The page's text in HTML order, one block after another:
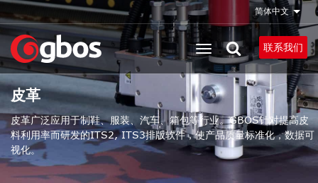
转
到
主
要
内
容
简体中文 列出
联系我们
皮革
皮革广泛应用于制鞋、服装、汽车、箱包等行业。GBOS针对提高皮
料利用率而研发的ITS2, ITS3排版软件，使产品质量标准化，数据可
视化。